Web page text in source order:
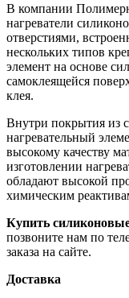
В компании
нагреватели
отверстиями,
нескольких типов
элемент на основе
самоклеящейся
клея.
Внутри покрытия из
нагревательный
высокому качеству
изготовлении
обладают высокой
химическим
Купить
позвоните нам по
заказа на сайте.
Доставка